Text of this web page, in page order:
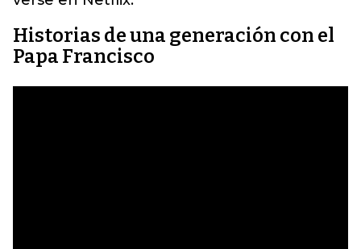
Historias de una generación con el
Papa Francisco